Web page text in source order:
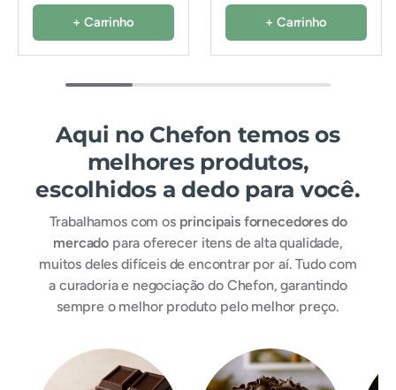
+ Carrinho + Carrinho
Aqui no Chefon temos os
melhores produtos,
escolhidos a dedo para você.
Trabalhamos com os principais fornecedores do
mercado para oferecer itens de alta qualidade,
muitos deles difíceis de encontrar por aí. Tudo com
a curadoria e negociação do Chefon, garantindo
sempre o melhor produto pelo melhor preço.